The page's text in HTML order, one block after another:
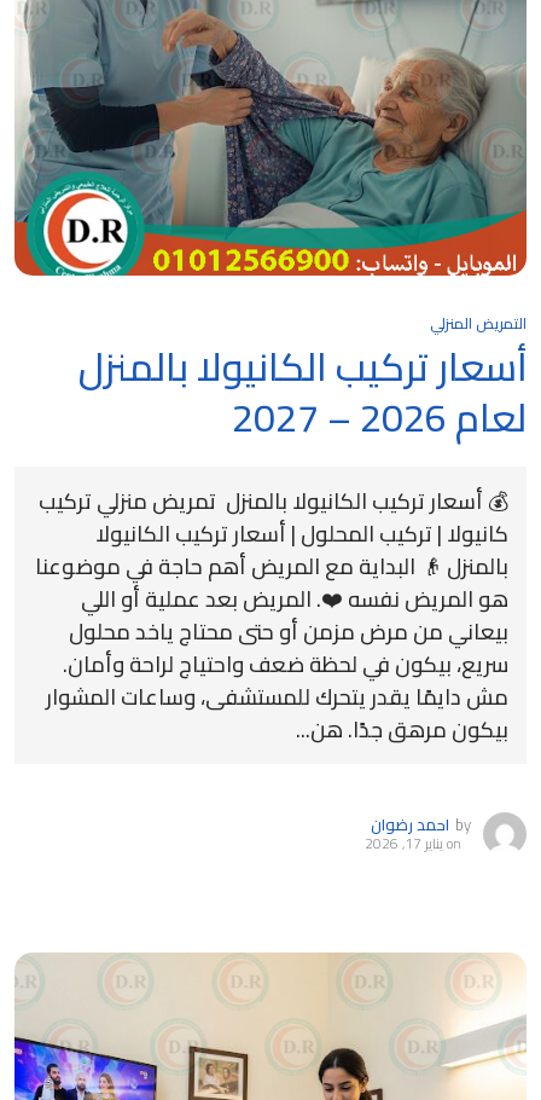
التمريض المنزلي
أسعار تركيب الكانيولا بالمنزل
لعام 2026 – 2027
💰 أسعار تركيب الكانيولا بالمنزل تمريض منزلي تركيب
كانيولا | تركيب المحلول | أسعار تركيب الكانيولا
بالمنزل 👴 البداية مع المريض أهم حاجة في موضوعنا
هو المريض نفسه ❤️. المريض بعد عملية أو اللي
بيعاني من مرض مزمن أو حتى محتاج ياخد محلول
سريع، بيكون في لحظة ضعف واحتياج لراحة وأمان.
مش دايمًا يقدر يتحرك للمستشفى، وساعات المشوار
بيكون مرهق جدًا. هن...
by احمد رضوان
onيناير 17, 2026